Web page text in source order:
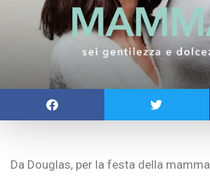
Da Douglas, per la festa della mamma